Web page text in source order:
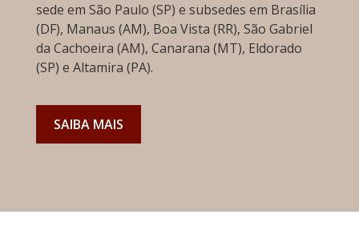
sede em São Paulo (SP) e subsedes em Brasília
(DF), Manaus (AM), Boa Vista (RR), São Gabriel
da Cachoeira (AM), Canarana (MT), Eldorado
(SP) e Altamira (PA).
SAIBA MAIS